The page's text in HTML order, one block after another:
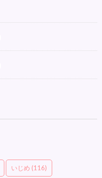
いじめ (116)